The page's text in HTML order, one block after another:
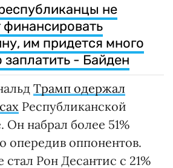
не
финансировать
им придется много
заплатить - Байден
Трамп одержал
Республиканской
Он набрал более 51%
опередив оппонентов.
Рон Десантис с 21%